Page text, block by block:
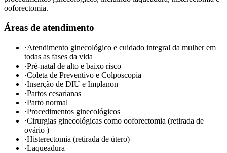
ooforectomia.
Áreas de atendimento
·Atendimento ginecológico e cuidado integral da mulher em
todas as fases da vida
·Pré-natal de alto e baixo risco
·Coleta de Preventivo e Colposcopia
·Inserção de DIU e Implanon
·Partos cesarianas
·Parto normal
·Procedimentos ginecológicos
·Cirurgias ginecológicas como ooforectomia (retirada de
ovário )
·Histerectomia (retirada de útero)
·Laqueadura